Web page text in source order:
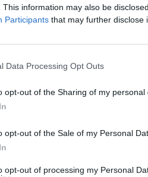
This information may also be
Participants that may further disclose
Data Processing Opt Outs
opt-out of the Sharing of my personal
opt-out of the Sale of my Personal
opt-out of processing my Personal
Zdrowia przestawiło